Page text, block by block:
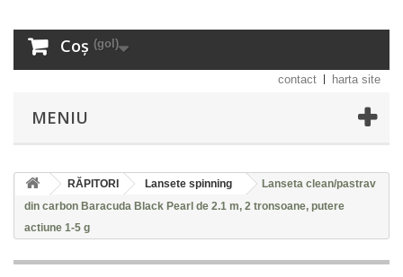
Coș (gol)
contact harta site
MENIU
RĂPITORI Lansete spinning
Lanseta clean/pastrav
din carbon Baracuda Black Pearl de 2.1 m, 2 tronsoane, putere
actiune 1-5 g